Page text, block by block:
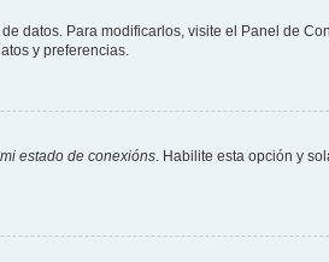
datos. Para modificarlos, visite el Panel de
y preferencias.
estado de conexións. Habilite esta opción y